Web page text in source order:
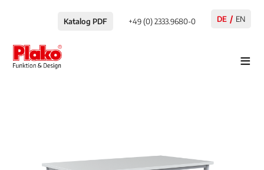
Katalog PDF +49 (0) 2333.9680-0 DE EN
≡